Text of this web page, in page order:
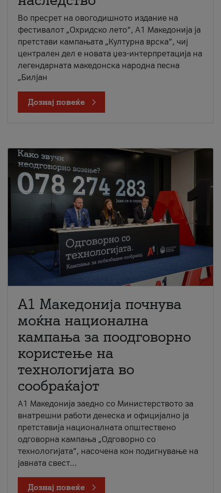
Во пресрет на овогодишното издание на
фестивалот „Охридско лето“, А1 Македонија ја
претстави кампањата „Културна врска“, чиј
централен дел е новата џез-интерпретација на
легендарната македонска народна песна
„Билјан
Дознај повеќе
A1 Македонија почнува
моќна национална
кампања за поодговорно
користење на
технологијата во
сообраќајот
A1 Македонија заедно со Министерството за
внатрешни работи денеска и официјално ја
претставија националната општествено
одговорна кампања „Одговорно со
технологијата“, насочена кон подигнување на
јавната свест...
Дознај повеќе